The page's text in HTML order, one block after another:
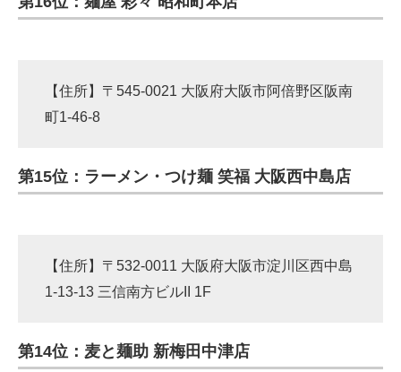
【住所】〒545-0021 大阪府大阪市阿倍野区阪南
町1-46-8
第15位：ラーメン・つけ麺 笑福 大阪西中島店
【住所】〒532-0011 大阪府大阪市淀川区西中島
1-13-13 三信南方ビルII 1F
第14位：麦と麺助 新梅田中津店